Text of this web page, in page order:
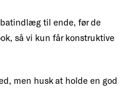
til ende, før de
så vi kun får konstruktive
men husk at holde en god